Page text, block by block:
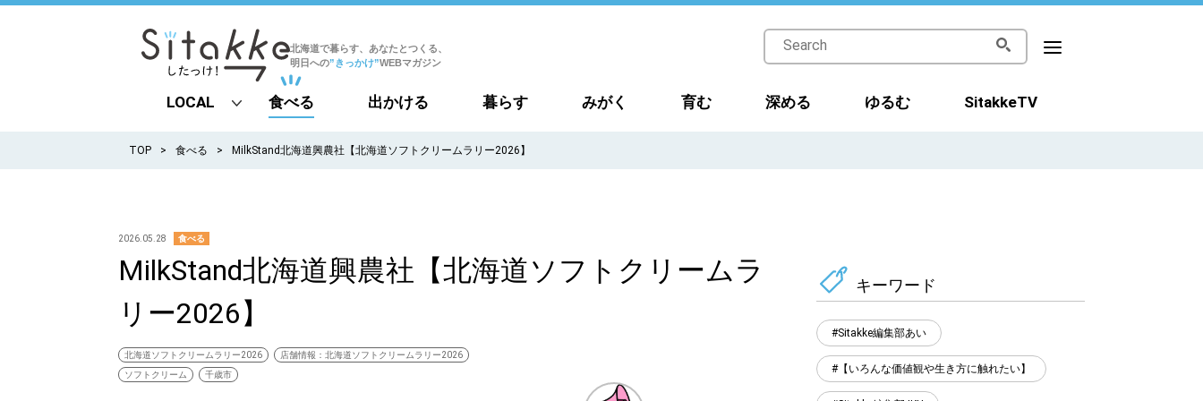
北海道で暮らす、あなたとつくる、
明日への”きっかけ”WEBマガジン
LOCAL
all
道北
道南
道東
道央
食べる 出かける 暮らす みがく 育む 深める ゆるむ SitakkeTV
TOP 食べる MilkStand北海道興農社【北海道ソフトクリームラリー2026】
2026.05.28 食べる
MilkStand北海道興農社【北海道ソフトクリームラ
リー2026】
北海道ソフトクリームラリー2026
店舗情報：北海道ソフトクリームラリー2026
ソフトクリーム
千歳市
キーワード
Sitakke編集部あい
【いろんな価値観や生き方に触れたい】